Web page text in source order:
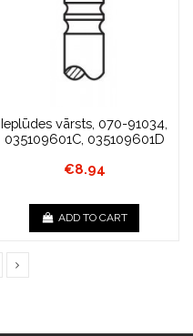
Ieplūdes vārsts, 070-91034,
035109601C, 035109601D
€8.94
ADD TO CART